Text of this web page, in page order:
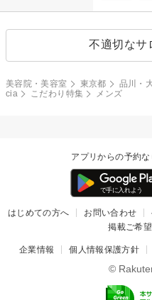
不適切なサ
美容院・美容室 東京都 品川・
cia
こだわり特集 メンズ
アプリからの予約な
はじめての方へ お問い合わせ
掲載ご希
企業情報 個人情報保護方針
©